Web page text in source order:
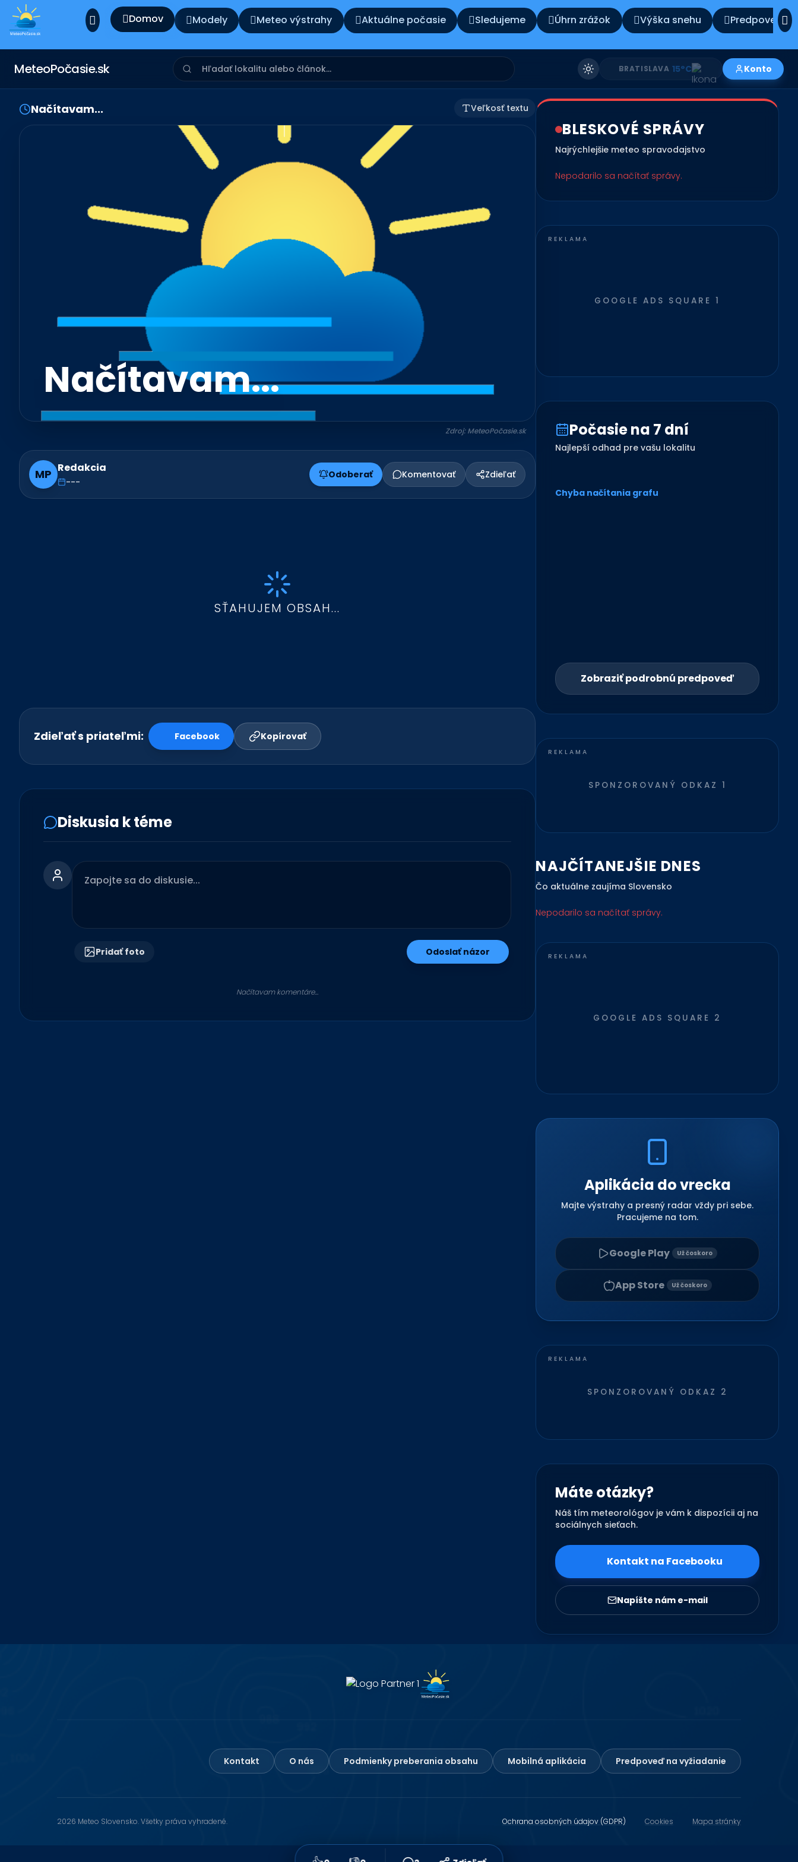
Domov Modely Meteo výstrahy Aktuálne počasie Sledujeme Úhrn zrážok Výška snehu Predpoveď
MeteoPočasie.sk KOŠICE 11°C Konto
Načítavam... Veľkosť textu
Načítavam...
Zdroj: MeteoPočasie.sk
MP Redakcia
---
Odoberať Komentovať Zdieľať
SŤAHUJEM OBSAH...
Zdieľať s priateľmi: Facebook Kopírovať
Diskusia k téme
Pridať foto Odoslať názor
Načítavam komentáre...
BLESKOVÉ SPRÁVY
Najrýchlejšie meteo spravodajstvo
Nepodarilo sa načítať správy.
GOOGLE ADS SQUARE 1
Počasie na 7 dní
Najlepší odhad pre vašu lokalitu
Chyba načítania grafu
Zobraziť podrobnú predpoveď
SPONZOROVANÝ ODKAZ 1
NAJČÍTANEJŠIE DNES
Čo aktuálne zaujíma Slovensko
Nepodarilo sa načítať správy.
GOOGLE ADS SQUARE 2
Aplikácia do vrecka
Majte výstrahy a presný radar vždy pri sebe.
Pracujeme na tom.
Google Play Už čoskoro
App Store Už čoskoro
SPONZOROVANÝ ODKAZ 2
Máte otázky?
Náš tím meteorológov je vám k dispozícii aj na
sociálnych sieťach.
Kontakt na Facebooku
Napíšte nám e-mail
Kontakt O nás Podmienky preberania obsahu Mobilná aplikácia Predpoveď na vyžiadanie
2026 Meteo Slovensko. Všetky práva vyhradené. Ochrana osobných údajov (GDPR) Cookies Mapa stránky